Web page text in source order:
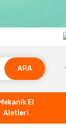
ARA
Mekanik El
Aletleri